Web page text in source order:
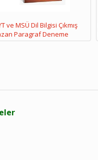
ve MSÜ Dil Bilgisi Çıkmış
Paragraf Deneme